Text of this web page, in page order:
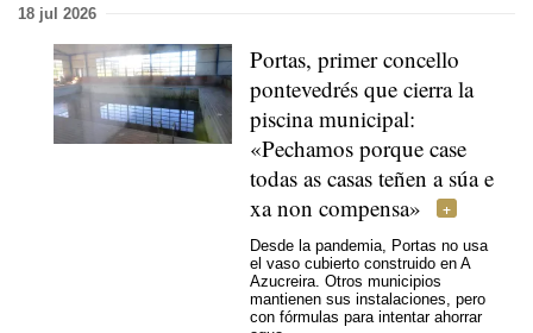
18 jul 2026
Portas, primer concello
pontevedrés que cierra la
piscina municipal:
«Pechamos porque case
todas as casas teñen a súa e
xa non compensa»
Desde la pandemia, Portas no usa
el vaso cubierto construido en A
Azucreira. Otros municipios
mantienen sus instalaciones, pero
con fórmulas para intentar ahorrar